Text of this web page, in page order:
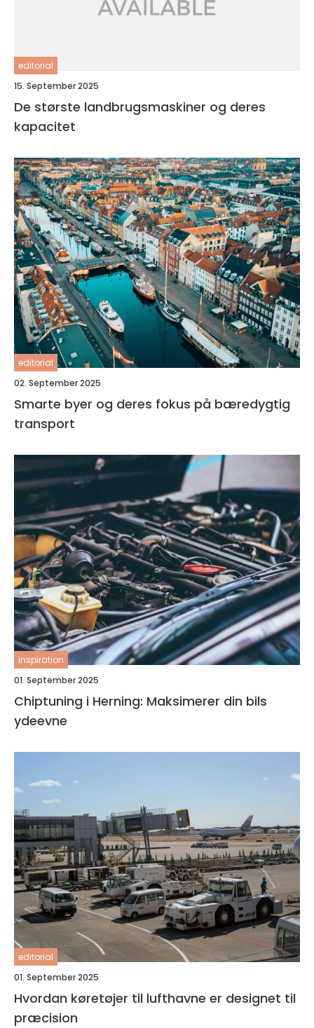
editorial
15. September 2025
De største landbrugsmaskiner og deres
kapacitet
editorial
02. September 2025
Smarte byer og deres fokus på bæredygtig
transport
inspiration
01. September 2025
Chiptuning i Herning: Maksimerer din bils
ydeevne
editorial
01. September 2025
Hvordan køretøjer til lufthavne er designet til
præcision